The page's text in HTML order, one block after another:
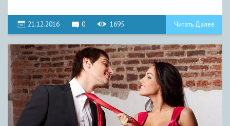
21.12.2016 0 1695 Читать Далее